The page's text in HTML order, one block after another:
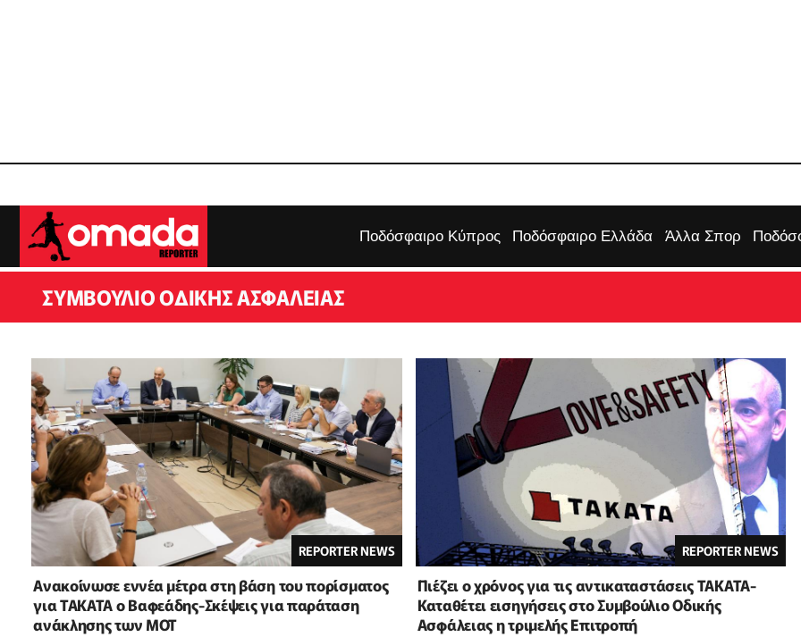
Ποδόσφαιρο Κύπρος Ποδόσφαιρο Ελλάδα Άλλα Σπορ
ΣΥΜΒΟΎΛΙΟ ΟΔΙΚΉΣ ΑΣΦΆΛΕΙΑΣ
REPORTER NEWS
Ανακοίνωσε εννέα μέτρα στη βάση του πορίσματος
για ΤΑΚΑΤΑ ο Βαφεάδης-Σκέψεις για παράταση
ανάκλησης των ΜΟΤ
REPORTER NEWS
Πιέζει ο χρόνος για τις αντικαταστάσεις ΤΑΚΑΤΑ-
Καταθέτει εισηγήσεις στο Συμβούλιο Οδικής
Ασφάλειας η τριμελής Επιτροπή